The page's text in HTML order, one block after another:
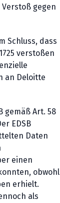
gegen
Schluss, dass
verstoßen
an Deloitte
gemäß Art. 58
EDSB
Daten
einen
obwohl
erhielt.
als